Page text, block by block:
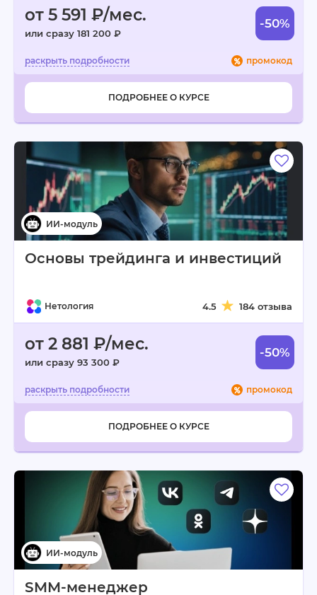
от 5 591 ₽/мес.
или сразу 181 200 ₽
-50%
промокод
ПОДРОБНЕЕ О КУРСЕ
Основы трейдинга и инвестиций
Нетология 4.5 184 отзыва
от 2 881 ₽/мес.
или сразу 93 300 ₽
-50%
промокод
ПОДРОБНЕЕ О КУРСЕ
SMM-менеджер